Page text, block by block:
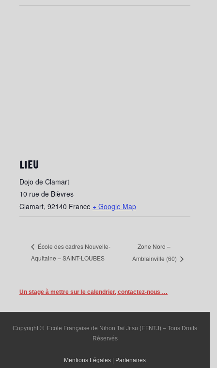
LIEU
Dojo de Clamart
10 rue de Bièvres
Clamart, 92140 France + Google Map
École des cadres Nouvelle-
Aquitaine – SAINT-LOUBES
Zone Nord –
Amblainville (60)
Un stage à mettre sur le calendrier, contactez-nous …
Copyright © Ecole Française de Nihon Taï Jitsu (EFNTJ) – Tous Droits
Réservés
Mentions Légales | Partenaires